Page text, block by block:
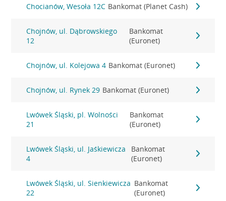
Chocianów, Wesoła 12C Bankomat (Planet Cash)
Chojnów, ul. Dąbrowskiego
12
Bankomat
(Euronet)
Chojnów, ul. Kolejowa 4 Bankomat (Euronet)
Chojnów, ul. Rynek 29 Bankomat (Euronet)
Lwówek Śląski, pl. Wolności
21
Bankomat
(Euronet)
Lwówek Śląski, ul. Jaśkiewicza
4
Bankomat
(Euronet)
Lwówek Śląski, ul. Sienkiewicza
22
Bankomat
(Euronet)